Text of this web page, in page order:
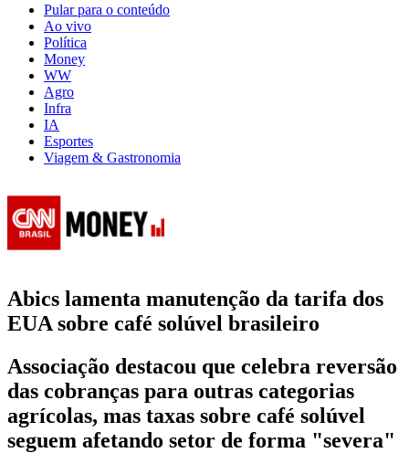
Pular para o conteúdo
Ao vivo
Política
Money
WW
Agro
Infra
IA
Esportes
Viagem & Gastronomia
Abics lamenta manutenção da tarifa dos
EUA sobre café solúvel brasileiro
Associação destacou que celebra reversão
das cobranças para outras categorias
agrícolas, mas taxas sobre café solúvel
seguem afetando setor de forma "severa"